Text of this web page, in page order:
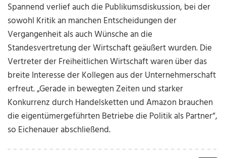
Spannend verlief auch die Publikumsdiskussion, bei der
sowohl Kritik an manchen Entscheidungen der
Vergangenheit als auch Wünsche an die
Standesvertretung der Wirtschaft geäußert wurden. Die
Vertreter der Freiheitlichen Wirtschaft waren über das
breite Interesse der Kollegen aus der Unternehmerschaft
erfreut. „Gerade in bewegten Zeiten und starker
Konkurrenz durch Handelsketten und Amazon brauchen
die eigentümergeführten Betriebe die Politik als Partner“,
so Eichenauer abschließend.